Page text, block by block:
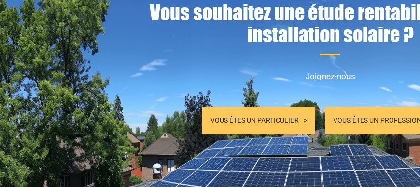
Vous souhaitez une étude
installation solaire ?
Joignez-nous
VOUS ÊTES UN PARTICULIER VOUS ÊTES UN